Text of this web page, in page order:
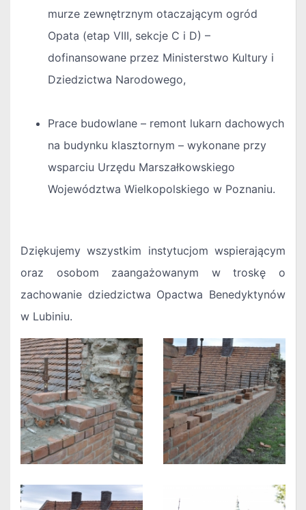
murze zewnętrznym otaczającym ogród
Opata (etap VIII, sekcje C i D) –
dofinansowane przez Ministerstwo Kultury i
Dziedzictwa Narodowego,
Prace budowlane – remont lukarn dachowych
na budynku klasztornym – wykonane przy
wsparciu Urzędu Marszałkowskiego
Województwa Wielkopolskiego w Poznaniu.
Dziękujemy wszystkim instytucjom wspierającym
oraz osobom zaangażowanym w troskę o
zachowanie dziedzictwa Opactwa Benedyktynów
w Lubiniu.